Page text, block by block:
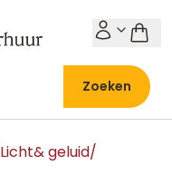
Zoeken
Licht& geluid/